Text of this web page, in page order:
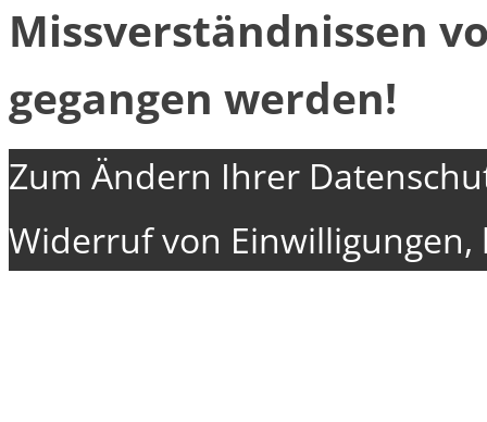
Missverständnissen
gegangen werden!
Zum Ändern Ihrer
Widerruf von